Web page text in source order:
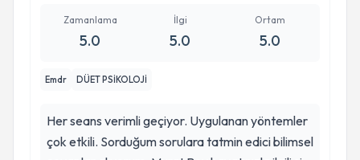
bey hep yanımdaydı. ben emekledikçe Murat
bey elimden tuttu ve ayağa kaldırdı.bugün onun
durabiliyorum. Cesaret korkmamak değil
ve bu cesareti verdiğiniz için teşekkür ederim
Zamanlama
5.0
İlgi
5.0
Ortam
5.0
Emdr DÜET PSİKOLOJİ
Her seans verimli geçiyor. Uygulanan yöntemler
çok etkili. Sorduğum sorulara tatmin edici bilimsel